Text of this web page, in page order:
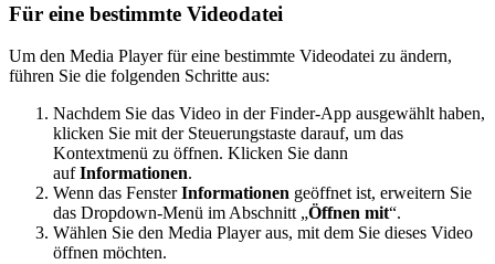
Für eine bestimmte Videodatei
Um den Media Player für eine bestimmte Videodatei zu ändern,
führen Sie die folgenden Schritte aus:
Nachdem Sie das Video in der Finder-App ausgewählt haben,
klicken Sie mit der Steuerungstaste darauf, um das
Kontextmenü zu öffnen. Klicken Sie dann
aufInformationen.
Wenn das FensterInformationen geöffnet ist, erweitern Sie
das Dropdown-Menü im Abschnitt „Öffnen mit“.
Wählen Sie den Media Player aus, mit dem Sie dieses Video
öffnen möchten.